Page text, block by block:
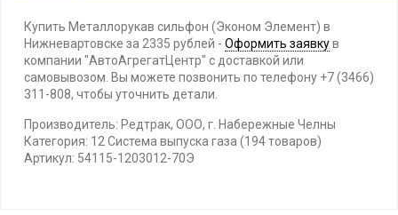
Купить Металлорукав сильфон (Эконом Элемент) в
Нижневартовске за 2335 рублей - Оформить заявкув
компании "АвтоАгрегатЦентр" с доставкой или
самовывозом. Вы можете позвонить по телефону +7 (3466)
311-808, чтобы уточнить детали.
Производитель: Редтрак, ООО, г. Набережные Челны
Категория: 12 Система выпуска газа (194 товаров)
Артикул: 54115-1203012-70Э